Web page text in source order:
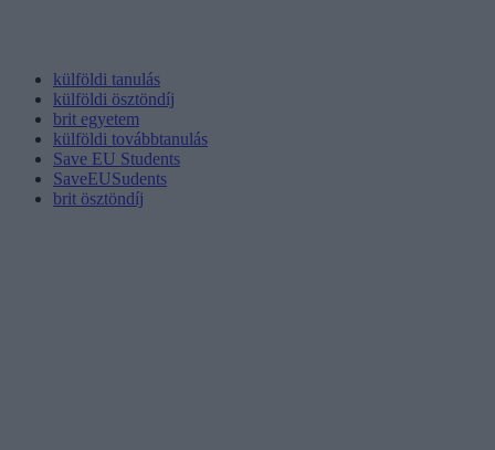
külföldi tanulás
külföldi ösztöndíj
brit egyetem
külföldi továbbtanulás
Save EU Students
SaveEUSudents
brit ösztöndíj